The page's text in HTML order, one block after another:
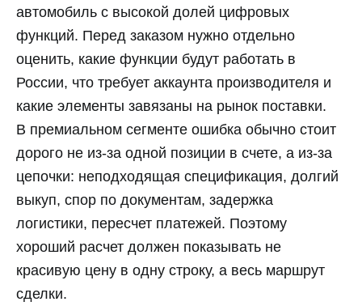
автомобиль с высокой долей цифровых
функций. Перед заказом нужно отдельно
оценить, какие функции будут работать в
России, что требует аккаунта производителя и
какие элементы завязаны на рынок поставки.
В премиальном сегменте ошибка обычно стоит
дорого не из-за одной позиции в счете, а из-за
цепочки: неподходящая спецификация, долгий
выкуп, спор по документам, задержка
логистики, пересчет платежей. Поэтому
хороший расчет должен показывать не
красивую цену в одну строку, а весь маршрут
сделки.